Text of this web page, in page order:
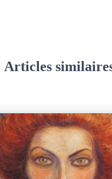
Articles